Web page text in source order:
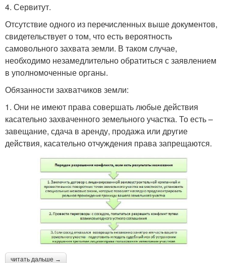
4. Сервитут.
Отсутствие одного из перечисленных выше документов,
свидетельствует о том, что есть вероятность
самовольного захвата земли. В таком случае,
необходимо незамедлительно обратиться с заявлением
в уполномоченные органы.
Обязанности захватчиков земли:
1. Они не имеют права совершать любые действия
касательно захваченного земельного участка. То есть –
завещание, сдача в аренду, продажа или другие
действия, касательно отчуждения права запрещаются.
читать дальше →